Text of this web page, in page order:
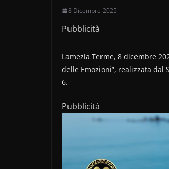
8 Dicembre 2025
Pubblicità
Lamezia Terme, 8 dicembre
delle Emozioni”, realizzata dal
6.
Pubblicità